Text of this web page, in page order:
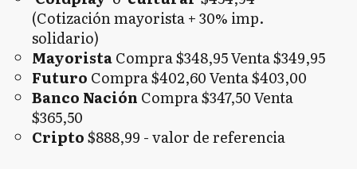
(Cotización mayorista + 30% imp.
solidario)
MayoristaCompra $348,95 Venta $349,95
Futuro Compra $402,60 Venta $403,00
Banco Nación Compra $347,50 Venta
$365,50
Cripto$888,99 - valor de referencia